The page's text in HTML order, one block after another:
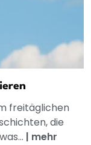
freitäglichen
die
| mehr